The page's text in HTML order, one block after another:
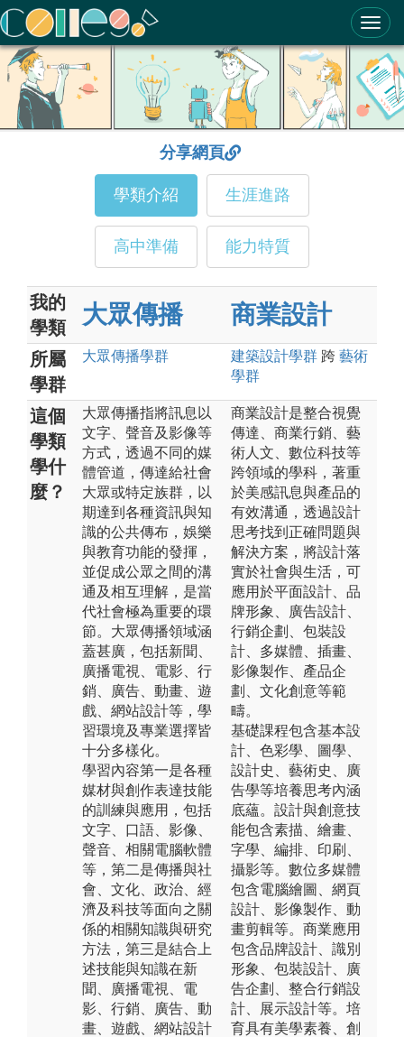
ColleGo! 大學選才與高中育才輔助系統
分享網頁
學類介紹 生涯進路
高中準備 能力特質
我的
學類
大眾傳播 商業設計
所屬
學群
大眾傳播學群 建築設計學群 跨 藝術
學群
這個
學類
學什
麼？
大眾傳播指將訊息以
文字、聲音及影像等
方式，透過不同的媒
體管道，傳達給社會
大眾或特定族群，以
期達到各種資訊與知
識的公共傳布，娛樂
與教育功能的發揮，
並促成公眾之間的溝
通及相互理解，是當
代社會極為重要的環
節。大眾傳播領域涵
蓋甚廣，包括新聞、
廣播電視、電影、行
銷、廣告、動畫、遊
戲、網站設計等，學
習環境及專業選擇皆
十分多樣化。
學習內容第一是各種
媒材與創作表達技能
的訓練與應用，包括
文字、口語、影像、
聲音、相關電腦軟體
等，第二是傳播與社
會、文化、政治、經
濟及科技等面向之關
係的相關知識與研究
方法，第三是結合上
述技能與知識在新
聞、廣播電視、電
影、行銷、廣告、動
畫、遊戲、網站設計
商業設計是整合視覺
傳達、商業行銷、藝
術人文、數位科技等
跨領域的學科，著重
於美感訊息與產品的
有效溝通，透過設計
思考找到正確問題與
解決方案，將設計落
實於社會與生活，可
應用於平面設計、品
牌形象、廣告設計、
行銷企劃、包裝設
計、多媒體、插畫、
影像製作、產品企
劃、文化創意等範
疇。
基礎課程包含基本設
計、色彩學、圖學、
設計史、藝術史、廣
告學等培養思考內涵
底蘊。設計與創意技
能包含素描、繪畫、
字學、編排、印刷、
攝影等。數位多媒體
包含電腦繪圖、網頁
設計、影像製作、動
畫剪輯等。商業應用
包含品牌設計、識別
形象、包裝設計、廣
告企劃、整合行銷設
計、展示設計等。培
育具有美學素養、創